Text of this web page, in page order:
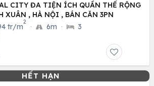
CITY ĐA TIỆN ÍCH QUẦN THỂ RỘNG
XUÂN , HÀ NỘI , BÁN CĂN 3PN
tr/m
2
· 6m · 3